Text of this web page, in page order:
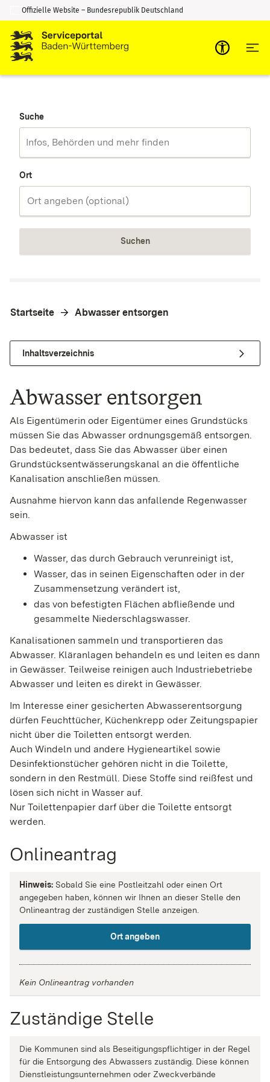
Zum Inhalt springen
Zur Suche springen
Offizielle Website – Bundesrepublik Deutschland
Suche
Ort
Suchen
Startseite Abwasser entsorgen
Inhaltsverzeichnis
Abwasser entsorgen
Als Eigentümerin oder Eigentümer eines Grundstücks
müssen Sie das Abwasser ordnungsgemäß entsorgen.
Das bedeutet, dass Sie das Abwasser über einen
Grundstücksentwässerungskanal an die öffentliche
Kanalisation anschließen müssen.
Ausnahme hiervon kann das anfallende Regenwasser
sein.
Abwasser ist
Wasser, das durch Gebrauch verunreinigt ist,
Wasser, das in seinen Eigenschaften oder in der
Zusammensetzung verändert ist,
das von befestigten Flächen abfließende und
gesammelte Niederschlagswasser.
Kanalisationen sammeln und transportieren das
Abwasser. Kläranlagen behandeln es und leiten es dann
in Gewässer. Teilweise reinigen auch Industriebetriebe
Abwasser und leiten es direkt in Gewässer.
Im Interesse einer gesicherten Abwasserentsorgung
dürfen Feuchttücher, Küchenkrepp oder Zeitungspapier
nicht über die Toiletten entsorgt werden.
Auch Windeln und andere Hygieneartikel sowie
Desinfektionstücher gehören nicht in die Toilette,
sondern in den Restmüll. Diese Stoffe sind reißfest und
lösen sich nicht in Wasser auf.
Nur Toilettenpapier darf über die Toilette entsorgt
werden.
Onlineantrag
Hinweis: Sobald Sie eine Postleitzahl oder einen Ort
angegeben haben, können wir Ihnen an dieser Stelle den
Onlineantrag der zuständigen Stelle anzeigen.
Ort angeben
Kein Onlineantrag vorhanden
Zuständige Stelle
Die Kommunen sind als Beseitigungspflichtiger in der Regel
für die Entsorgung des Abwassers zuständig. Diese können
Dienstleistungsunternehmen oder Zweckverbände